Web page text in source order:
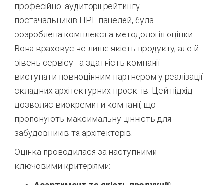
професійної аудиторії рейтингу
постачальників HPL панелей, була
розроблена комплексна методологія оцінки.
Вона враховує не лише якість продукту, але й
рівень сервісу та здатність компанії
виступати повноцінним партнером у реалізації
складних архітектурних проєктів. Цей підхід
дозволяє виокремити компанії, що
пропонують максимальну цінність для
забудовників та архітекторів.
Оцінка проводилася за наступними
ключовими критеріями: